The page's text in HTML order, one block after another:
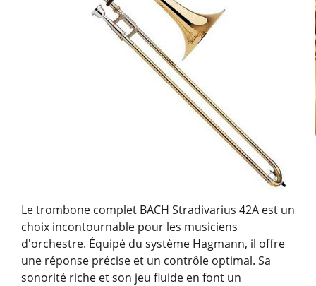
Le trombone complet BACH Stradivarius 42A est un
choix incontournable pour les musiciens
d'orchestre. Équipé du système Hagmann, il offre
une réponse précise et un contrôle optimal. Sa
sonorité riche et son jeu fluide en font un